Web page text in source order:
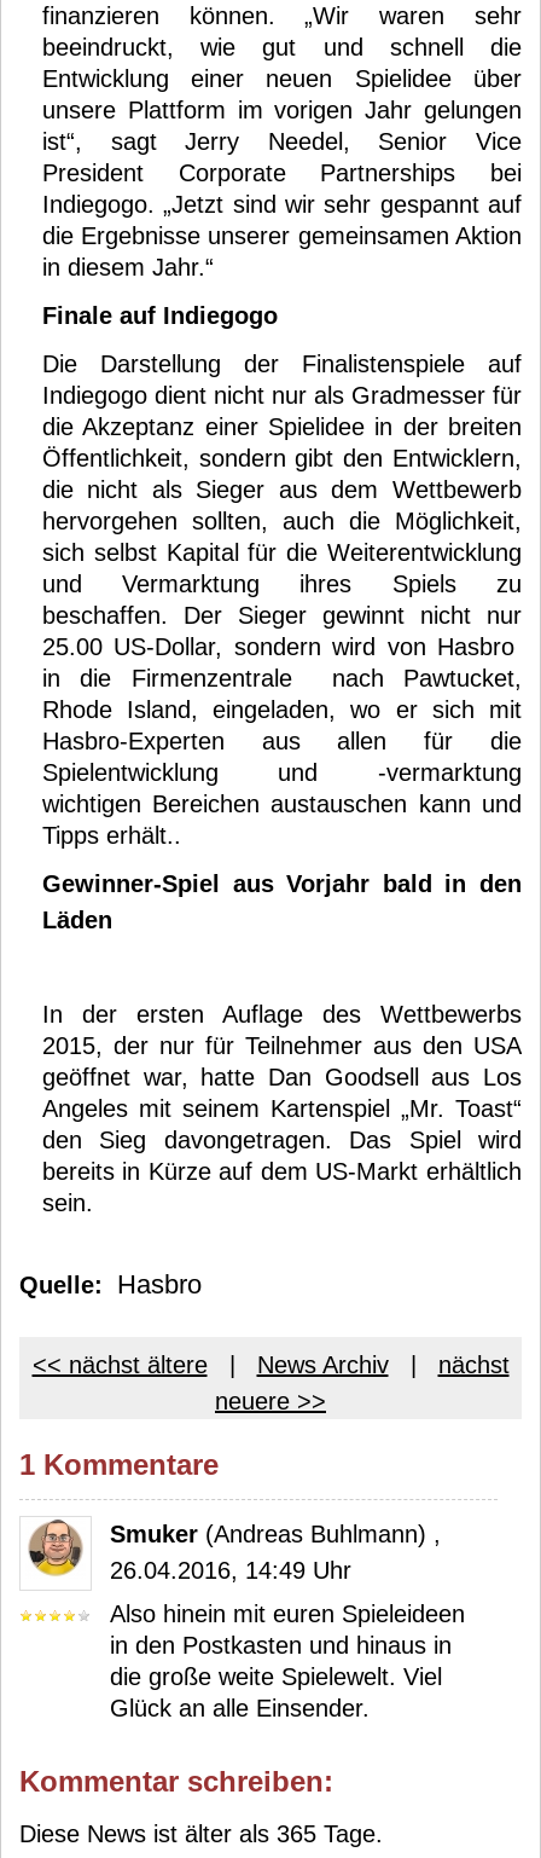
finanzieren können. „Wir waren sehr
beeindruckt, wie gut und schnell die
Entwicklung einer neuen Spielidee über
unsere Plattform im vorigen Jahr gelungen
ist“, sagt Jerry Needel, Senior Vice
President Corporate Partnerships bei
Indiegogo. „Jetzt sind wir sehr gespannt auf
die Ergebnisse unserer gemeinsamen Aktion
in diesem Jahr.“
Finale auf Indiegogo
Die Darstellung der Finalistenspiele auf
Indiegogo dient nicht nur als Gradmesser für
die Akzeptanz einer Spielidee in der breiten
Öffentlichkeit, sondern gibt den Entwicklern,
die nicht als Sieger aus dem Wettbewerb
hervorgehen sollten, auch die Möglichkeit,
sich selbst Kapital für die Weiterentwicklung
und Vermarktung ihres Spiels zu
beschaffen. Der Sieger gewinnt nicht nur
25.00 US-Dollar, sondern wird von Hasbro
in die Firmenzentrale nach Pawtucket,
Rhode Island, eingeladen, wo er sich mit
Hasbro-Experten aus allen für die
Spielentwicklung und -vermarktung
wichtigen Bereichen austauschen kann und
Tipps erhält..
Gewinner-Spiel aus Vorjahr bald in den
Läden
In der ersten Auflage des Wettbewerbs
2015, der nur für Teilnehmer aus den USA
geöffnet war, hatte Dan Goodsell aus Los
Angeles mit seinem Kartenspiel „Mr. Toast“
den Sieg davongetragen. Das Spiel wird
bereits in Kürze auf dem US-Markt erhältlich
sein.
Quelle: Hasbro
<< nächst ältere| News Archiv| nächst
neuere >>
1 Kommentare
Smuker (Andreas Buhlmann) ,
26.04.2016, 14:49 Uhr
Also hinein mit euren Spieleideen
in den Postkasten und hinaus in
die große weite Spielewelt. Viel
Glück an alle Einsender.
Kommentar schreiben:
Diese News ist älter als 365 Tage.